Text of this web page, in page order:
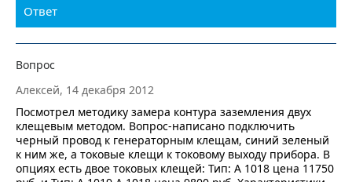
Ответ
Вопрос
Алексей, 14 декабря 2012
Посмотрел методику замера контура заземления двух
клещевым методом. Вопрос-написано подключить
черный провод к генераторным клещам, синий зеленый
к ним же, а токовые клещи к токовому выходу прибора. В
опциях есть двое токовых клещей: Тип: А 1018 цена 11750